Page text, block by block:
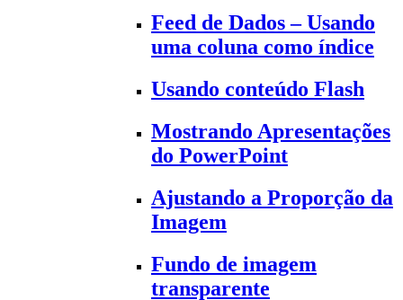
Feed de Dados – Usando
uma coluna como índice
Usando conteúdo Flash
Mostrando Apresentações
do PowerPoint
Ajustando a Proporção da
Imagem
Fundo de imagem
transparente